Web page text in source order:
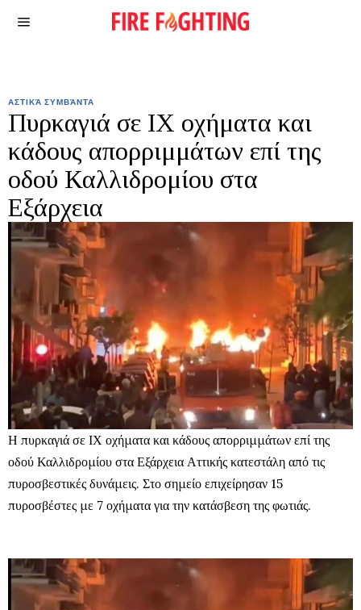
ΑΣΤΙΚΆ ΣΥΜΒΆΝΤΑ
Πυρκαγιά σε ΙΧ οχήματα και
κάδους απορριμμάτων επί της
οδού Καλλιδρομίου στα
Εξάρχεια
Η πυρκαγιά σε ΙΧ οχήματα και κάδους απορριμμάτων επί της
οδού Καλλιδρομίου στα Εξάρχεια Αττικής κατεστάλη από τις
πυροσβεστικές δυνάμεις. Στο σημείο επιχείρησαν 15
πυροσβέστες με 7 οχήματα για την κατάσβεση της φωτιάς.